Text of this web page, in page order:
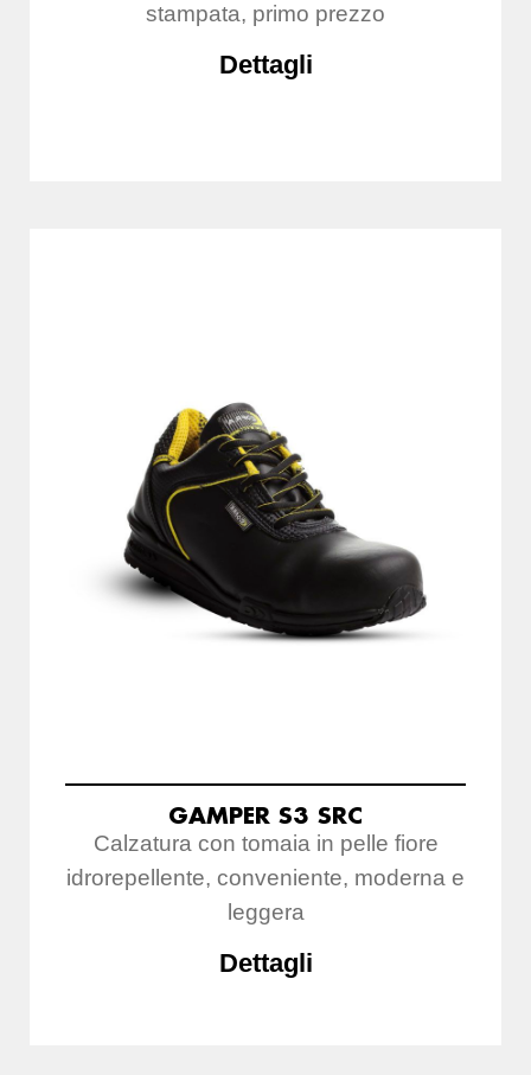
stampata, primo prezzo
Dettagli
GAMPER S3 SRC
Calzatura con tomaia in pelle fiore
idrorepellente, conveniente, moderna e
leggera
Dettagli